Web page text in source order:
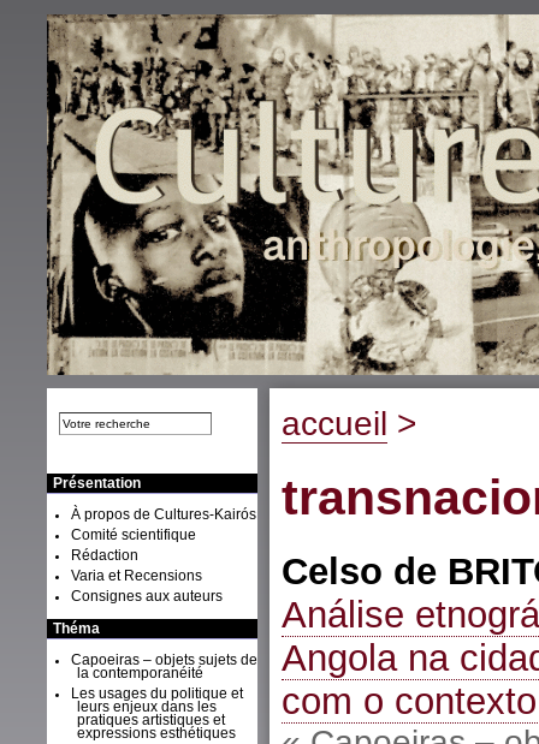
accueil >
Celso de
Análise
Angola na
com o
Présentation
À propos de Cultures-Kairós
Comité scientifique
Rédaction
Varia et Recensions
Consignes aux auteurs
Théma
Capoeiras – objets sujets de
la contemporanéité
Les usages du politique et
leurs enjeux dans les
pratiques artistiques et
expressions esthétiques